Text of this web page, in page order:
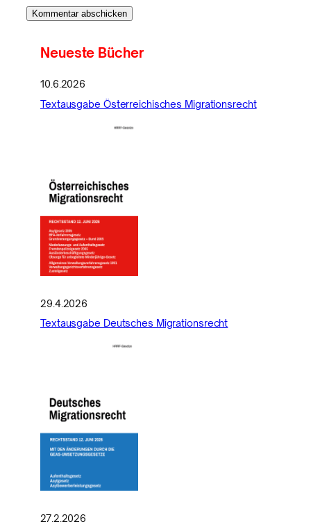
Neueste Bücher
10.6.2026
Textausgabe Österreichisches Migrationsrecht
29.4.2026
Textausgabe Deutsches Migrationsrecht
27.2.2026